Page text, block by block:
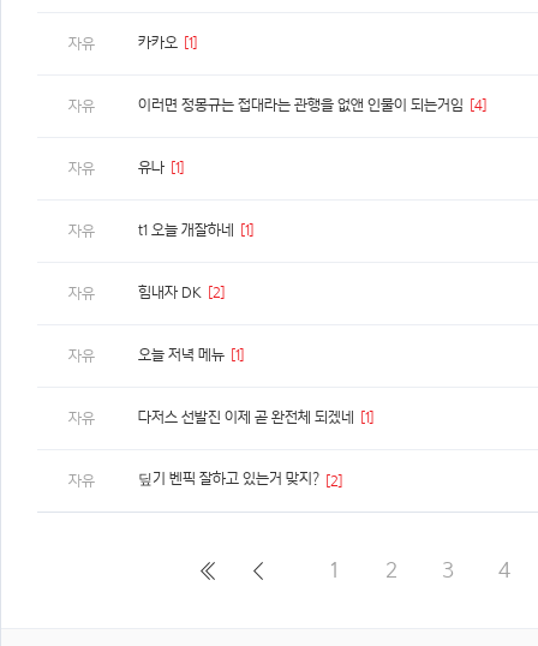
자유 카카오 [1]
자유 이러면 정몽규는 접대라는 관행을 없앤 인물이 되는거임 [4]
자유 유나 [1]
자유 t1 오늘 개잘하네 [1]
자유 힘내자 DK [2]
자유 오늘 저녁 메뉴 [1]
자유 다저스 선발진 이제 곧 완전체 되겠네 [1]
자유 딮기 벤픽 잘하고 있는거 맞지? [2]
1 2 3 4